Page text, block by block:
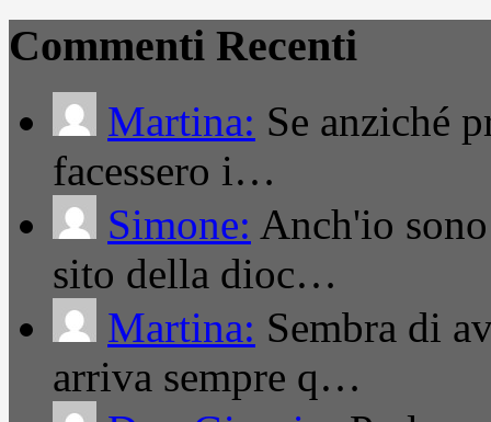
Commenti Recenti
Martina: Se anziché
facessero i…
Simone: Anch'io
sito della dioc…
Martina: Sembra di
arriva sempre q…